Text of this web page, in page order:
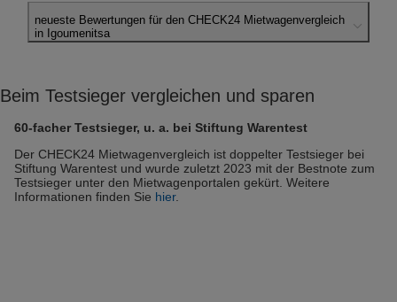
neueste Bewertungen für den CHECK24 Mietwagenvergleich
in Igoumenitsa
Abholort: Igoumenitsa
Berthold W.
abgegeben am 07.08.2023
Abholort: Igoumenitsa
Beim Testsieger vergleichen und sparen
60-facher Testsieger, u. a. bei Stiftung Warentest
Der CHECK24 Mietwagenvergleich ist doppelter Testsieger bei
Stiftung Warentest und wurde zuletzt 2023 mit der Bestnote zum
Testsieger unter den Mietwagenportalen gekürt. Weitere
Informationen finden Sie hier.